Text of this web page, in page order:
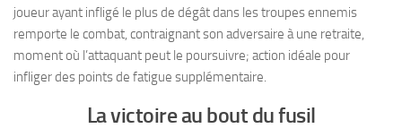
joueur ayant infligé le plus de dégât dans les troupes ennemis
remporte le combat, contraignant son adversaire à une retraite,
moment où l’attaquant peut le poursuivre; action idéale pour
infliger des points de fatigue supplémentaire.
La victoire au bout du fusil